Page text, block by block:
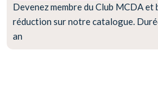
Devenez membre du Club MCDA et
réduction sur notre catalogue.
an